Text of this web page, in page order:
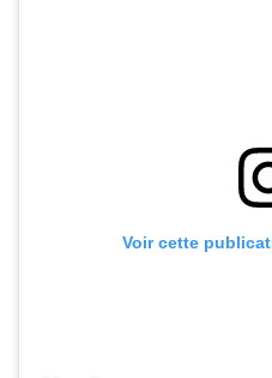
Voir cette